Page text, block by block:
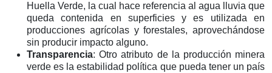
Huella Verde, la cual hace referencia al agua lluvia que
queda contenida en superficies y es utilizada en
producciones agrícolas y forestales, aprovechándose
sin producir impacto alguno.
Transparencia: Otro atributo de la producción minera
verde es la estabilidad política que pueda tener un país